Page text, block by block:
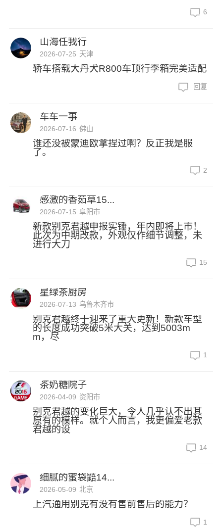
6
山海任我行
2026-07-25 天津
轿车搭载大丹犬R800车顶行李箱完美适配
回复
车车一事
2026-07-16 佛山
谁还没被蒙迪欧拿捏过啊？反正我是服
了。
2
感激的香茹草15...
2026-07-15 阜阳市
新款别克君越申报实锤，年内即将上市！
此次为中期改款，外观仅作细节调整，未
进行大刀
15
星绿茶厨房
2026-07-13 乌鲁木齐市
别克君越终于迎来了重大更新！新款车型
的长度成功突破5米大关，达到5003m
m，尽
1
茶奶糖院子
2026-04-09 资阳市
别克君越的变化巨大，令人几乎认不出其
原有的模样。就个人而言，我更偏爱老款
君越的设
14
细腻的蜜袋鼯14...
2026-05-09 北京
上汽通用别克有没有售前售后的能力？
1